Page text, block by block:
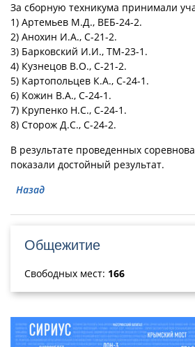
За сборную техникума принимали
1) Артемьев М.Д., ВЕБ-24-2.
2) Анохин И.А., С-21-2.
3) Барковский И.И., ТМ-23-1.
4) Кузнецов В.О., С-21-2.
5) Картопольцев К.А., С-24-1.
6) Кожин В.А., С-24-1.
7) Крупенко Н.С., С-24-1.
8) Сторож Д.С., С-24-2.
В результате проведенных
показали достойный результат.
Назад
Общежитие
Свободных мест: 166